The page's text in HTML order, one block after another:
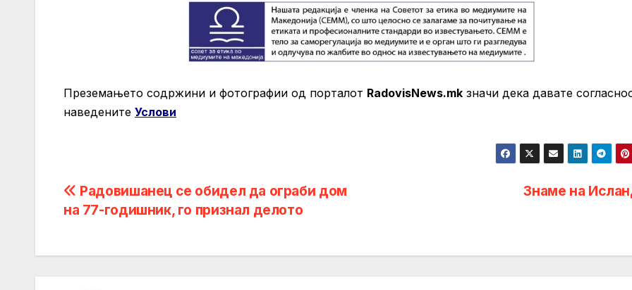
Преземањето содржини и фотографии од порталот RadovisNews.mk значи дека давате
нaведените Услови
Post
navigation
Знаме на
Радовишанец се обидел да ограби дом
на 77-годишник, го признал делото